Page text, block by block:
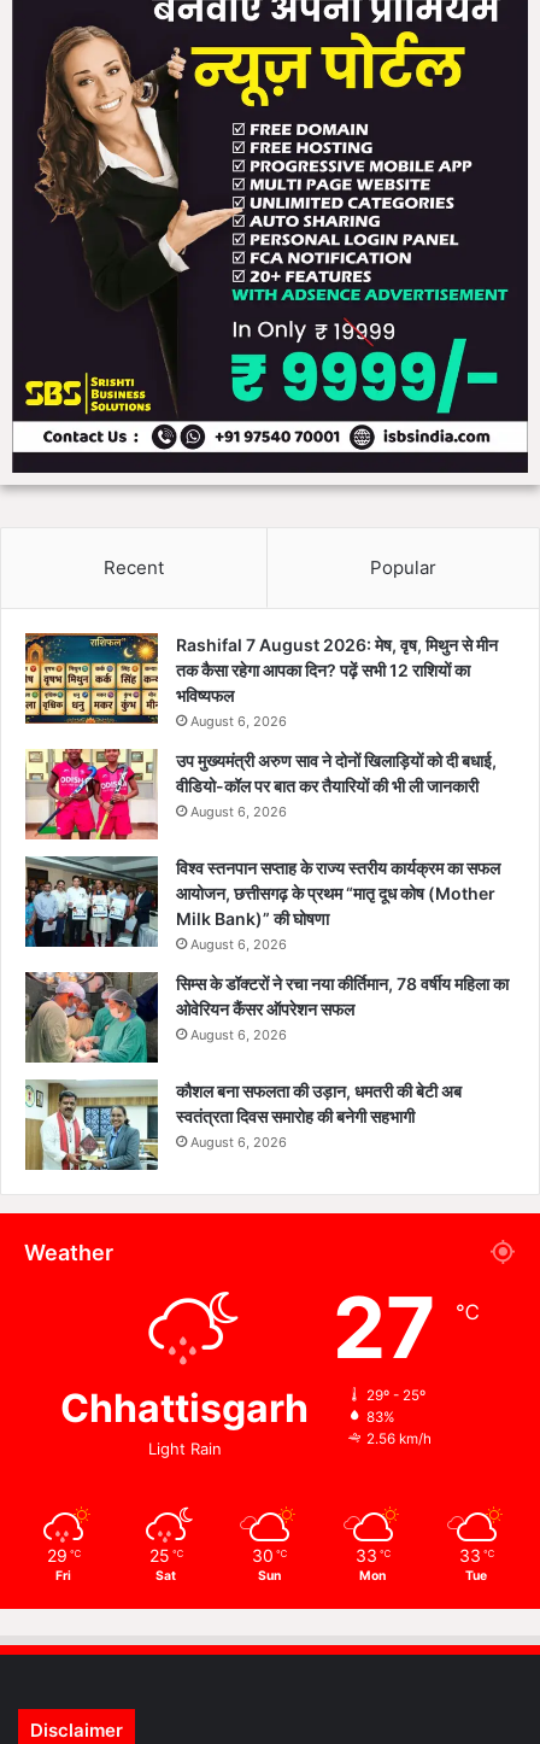
Recent Popular
Rashifal 7 August 2026: मेष, वृष, मिथुन से मीन
तक कैसा रहेगा आपका दिन? पढ़ें सभी 12 राशियों का
भविष्यफल
August 6, 2026
उप मुख्यमंत्री अरुण साव ने दोनों खिलाड़ियों को दी बधाई,
वीडियो-कॉल पर बात कर तैयारियों की भी ली जानकारी
August 6, 2026
विश्व स्तनपान सप्ताह के राज्य स्तरीय कार्यक्रम का सफल
आयोजन, छत्तीसगढ़ के प्रथम “मातृ दूध कोष (Mother
Milk Bank)” की घोषणा
August 6, 2026
सिम्स के डॉक्टरों ने रचा नया कीर्तिमान, 78 वर्षीय महिला का
ओवेरियन कैंसर ऑपरेशन सफल
August 6, 2026
कौशल बना सफलता की उड़ान, धमतरी की बेटी अब
स्वतंत्रता दिवस समारोह की बनेगी सहभागी
August 6, 2026
Weather
Chhattisgarh
Light Rain
27 ℃
29º - 25º
83%
2.56 km/h
29 ℃
Fri
25 ℃
Sat
30 ℃
Sun
33 ℃
Mon
33 ℃
Tue
Disclaimer